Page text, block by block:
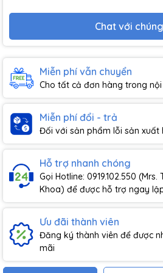
Chat với
Miễn phí vẫn chuyển
Cho tất cả đơn hàng trong nội
Miễn phí đổi - trả
Đối với sản phẩm lỗi sản xuất
Hỗ trợ nhanh chóng
Gọi Hotline: 0919.102.550 (Mrs.
Khoa) để được hỗ trợ ngay
Ưu đãi thành viên
Đăng ký thành viên để được
mãi